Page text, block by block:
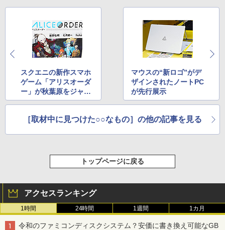
スクエニの新作スマホ
ゲーム「アリスオーダ
ー」が秋葉原をジャッ
ク
マウスの“新ロゴ”がデ
ザインされたノートPC
が先行展示
［取材中に見つけた○○なもの］の他の記事を見る
トップページに戻る
アクセスランキング
1時間 24時間 1週間 1カ月
令和のファミコンディスクシステム？安価に書き換え可能なGB